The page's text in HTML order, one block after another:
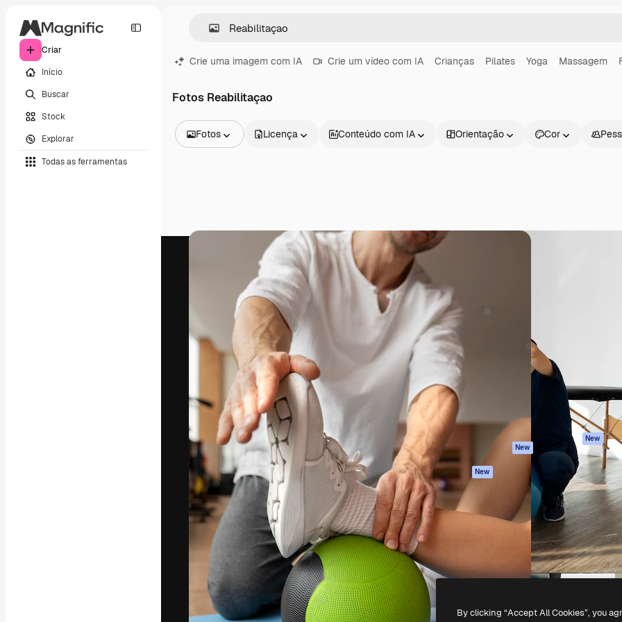
Criar
Início
Buscar
Stock
Explorar
Todas as ferramentas
Crie uma imagem com IA Crie um vídeo com IA Crianças Pilates Yoga Massagem
Fotos Reabilitaçao
Fotos
Vídeos
Modelos de vídeos
Licença Conteúdo com IA Orientação Cor
A plataforma criativa para você direcionar
seu melhor trabalho. Mais de 1 milhão de
assinantes entre criativos, empresas,
agências e estúdios.
Português
Produtos
Spaces
Assistente de IA
Gerador de
imagens
Gerador de vídeos
Texto para voz
Conteúdo de stock
MCP para
Claude/ChatGPT
New
Agentes New
API
App móvel
Atendimento
Termos e
condições
Política de
privacidade
Originais
New
Política de cookies
Central de
confiabilidade
Afiliados
Empresas
Copyright © 2010-2026Freepik Company S.L.U.Todos os direitos reservados.
By clicking “Accept All Cookies”, you